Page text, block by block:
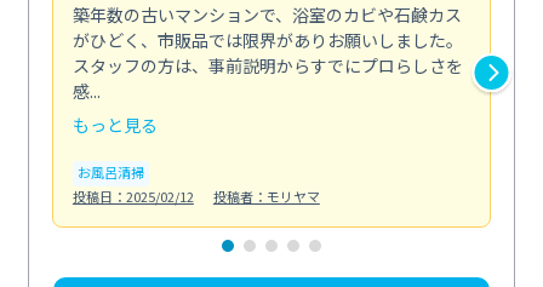
築年数の古いマンションで、浴室のカビや石鹸カス
がひどく、市販品では限界がありお願いしました。
スタッフの方は、事前説明からすでにプロらしさを
感...
もっと見る
お風呂清掃
投稿日：2025/02/12
投稿者：モリヤマ